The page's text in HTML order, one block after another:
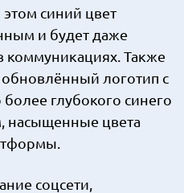
синий цвет
и будет даже
коммуникациях. Также
обновлённый логотип с
глубокого синего
насыщенные цвета
соцсети,